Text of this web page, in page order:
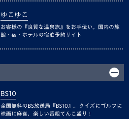
ゆこゆこ
お客様の『良質な温泉旅』をお手伝い。国内の旅
館・宿・ホテルの宿泊予約サイト
BS10
全国無料のBS放送局『BS10』。クイズにゴルフに
映画に麻雀、楽しい番組てんこ盛り！